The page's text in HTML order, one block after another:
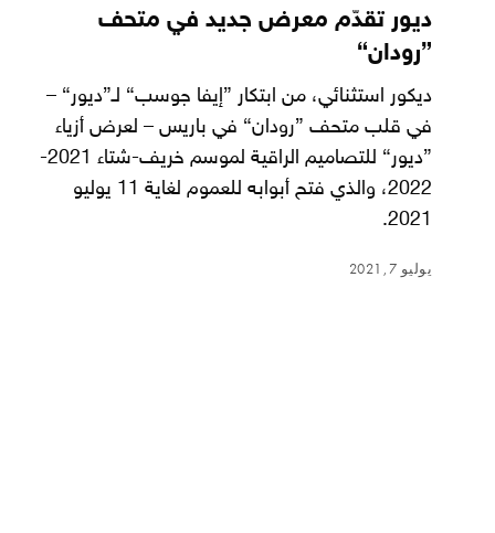
ديور تقدّم معرض جديد في متحف
”رودان“
ديكور استثنائي، من ابتكار ”إيفا جوسب“ لـ”ديور“ –
في قلب متحف ”رودان“ في باريس – لعرض أزياء
”ديور“ للتصاميم الراقية لموسم خريف-شتاء 2021-
2022، والذي فتح أبوابه للعموم لغاية 11 يوليو
2021.
يوليو 7, 2021